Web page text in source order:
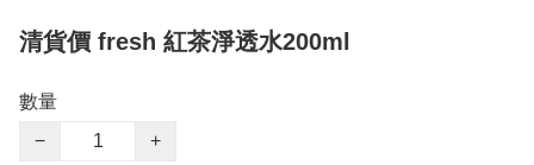
清貨價 fresh 紅茶淨透水200ml
數量
−
+